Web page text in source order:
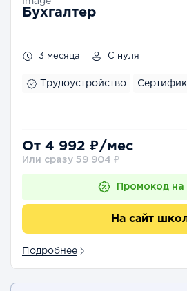
Бухгалтер
3 месяца С нуля
Трудоустройство
От 4 992 ₽/мес
Или сразу 59 904 ₽
Промокод на
На сайт
Подробнее